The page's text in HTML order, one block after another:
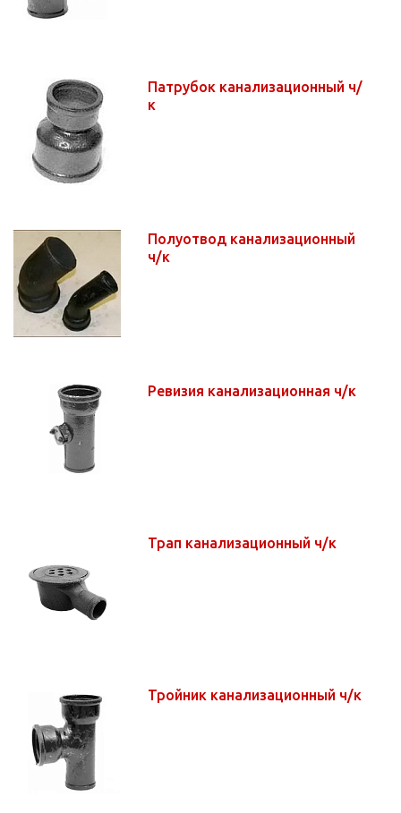
Патрубок канализационный ч/
к
Полуотвод канализационный
ч/к
Ревизия канализационная ч/к
Трап канализационный ч/к
Тройник канализационный ч/к